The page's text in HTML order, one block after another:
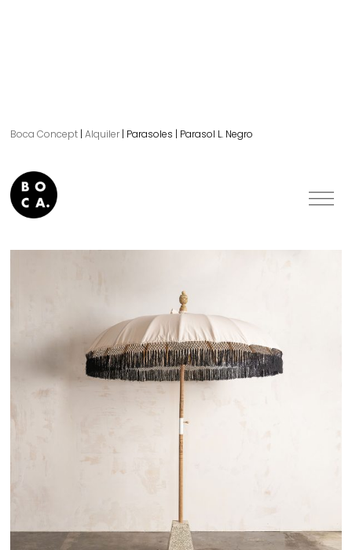
Boca Concept | Alquiler | Parasoles | Parasol L. Negro
Parasol L. Negro.